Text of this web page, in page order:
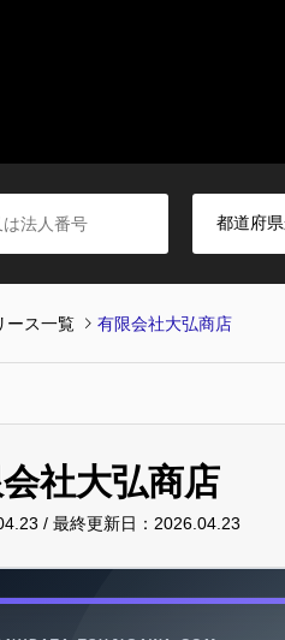
ース一覧 有限会社大弘商店
社大弘商店
/ 最終更新日：2026.04.23